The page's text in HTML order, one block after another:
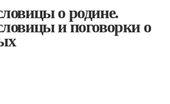
о родине.
и поговорки о